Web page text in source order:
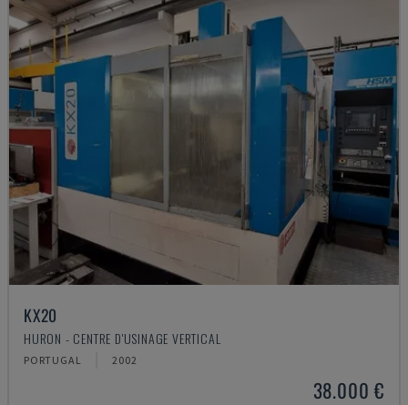
KX20
HURON - CENTRE D'USINAGE VERTICAL
PORTUGAL 2002
38.000 €